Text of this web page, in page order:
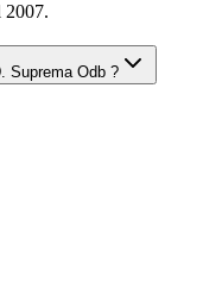
2007.
A quali federazioni od enti è affiliata A.S.D. Suprema Odb ?